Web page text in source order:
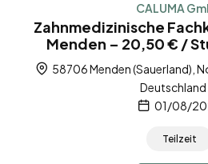
CALUMA
Zahnmedizinische
Menden – 20,50 € /
58706 Menden (Sauerland),
Deutschland
01/08/
Teilzeit